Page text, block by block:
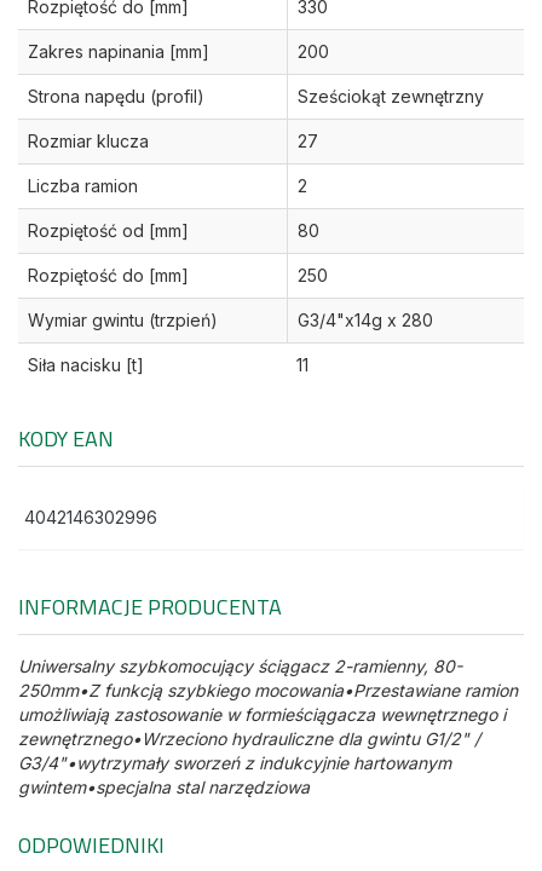
Rozpiętość do [mm] 330
Zakres napinania [mm] 200
Strona napędu (profil) Sześciokąt zewnętrzny
Rozmiar klucza 27
Liczba ramion 2
Rozpiętość od [mm] 80
Rozpiętość do [mm] 250
Wymiar gwintu (trzpień) G3/4"x14g x 280
Siła nacisku [t] 11
KODY EAN
4042146302996
INFORMACJE PRODUCENTA
Uniwersalny szybkomocujący ściągacz 2-ramienny, 80-
250mm•Z funkcją szybkiego mocowania•Przestawiane ramion
umożliwiają zastosowanie w formieściągacza wewnętrznego i
zewnętrznego•Wrzeciono hydrauliczne dla gwintu G1/2" /
G3/4"•wytrzymały sworzeń z indukcyjnie hartowanym
gwintem•specjalna stal narzędziowa
ODPOWIEDNIKI